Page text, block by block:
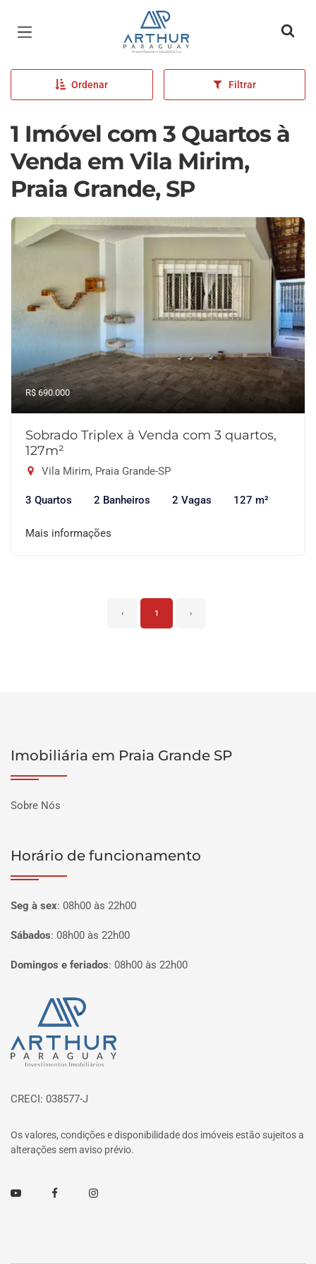
Página inicial
Ordenar Filtrar
1 Imóvel com 3 Quartos à
Venda em Vila Mirim,
Praia Grande, SP
R$ 690.000
Sobrado Triplex à Venda com 3 quartos,
127m²
Vila Mirim, Praia Grande-SP
3 Quartos 2 Banheiros 2 Vagas 127 m²
Mais informações
‹ 1 ›
Imobiliária em Praia Grande SP
Sobre Nós
Horário de funcionamento
Seg à sex: 08h00 às 22h00
Sábados: 08h00 às 22h00
Domingos e feriados: 08h00 às 22h00
Página inicial
CRECI: 038577-J
Os valores, condições e disponibilidade dos imóveis estão sujeitos a
alterações sem aviso prévio.
Youtube FacebookInstagram